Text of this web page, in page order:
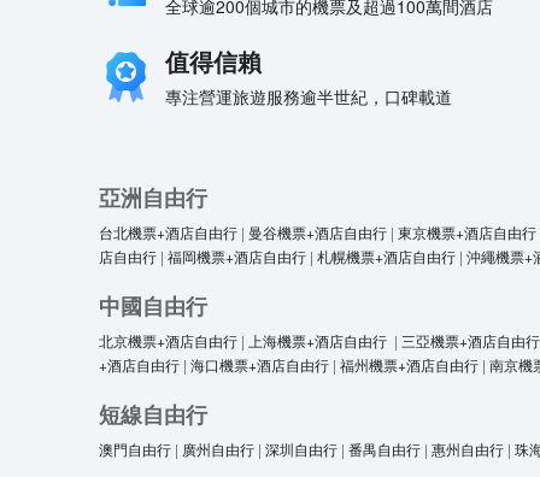
全球逾200個城市的機票及超過100萬間酒店
值得信賴
專注營運旅遊服務逾半世紀，口碑載道
亞洲自由行
台北機票+酒店自由行 | 曼谷機票+酒店自由行 | 東京機票+酒店自由行
店自由行 | 福岡機票+酒店自由行 | 札幌機票+酒店自由行 | 沖繩機票+
中國自由行
北京機票+酒店自由行 | 上海機票+酒店自由行 | 三亞機票+酒店自由行
+酒店自由行 | 海口機票+酒店自由行 | 福州機票+酒店自由行 | 南京機
短線自由行
澳門自由行 | 廣州自由行 | 深圳自由行 | 番禺自由行 | 惠州自由行 | 珠